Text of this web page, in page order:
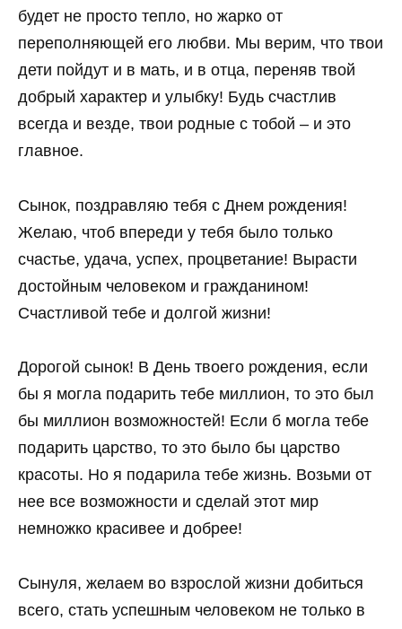
будет не просто тепло, но жарко от
переполняющей его любви. Мы верим, что твои
дети пойдут и в мать, и в отца, переняв твой
добрый характер и улыбку! Будь счастлив
всегда и везде, твои родные с тобой – и это
главное.
Сынок, поздравляю тебя с Днем рождения!
Желаю, чтоб впереди у тебя было только
счастье, удача, успех, процветание! Вырасти
достойным человеком и гражданином!
Счастливой тебе и долгой жизни!
Дорогой сынок! В День твоего рождения, если
бы я могла подарить тебе миллион, то это был
бы миллион возможностей! Если б могла тебе
подарить царство, то это было бы царство
красоты. Но я подарила тебе жизнь. Возьми от
нее все возможности и сделай этот мир
немножко красивее и добрее!
Сынуля, желаем во взрослой жизни добиться
всего, стать успешным человеком не только в